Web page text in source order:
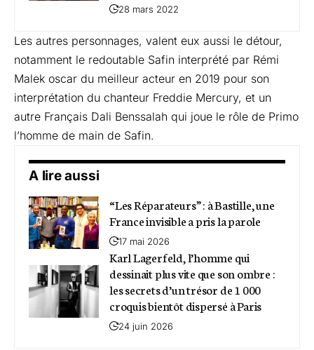
28 mars 2022
Les autres personnages, valent eux aussi le détour,
notamment le redoutable Safin interprété par Rémi
Malek oscar du meilleur acteur en 2019 pour son
interprétation du chanteur Freddie Mercury, et un
autre Français Dali Benssalah qui joue le rôle de Primo
l’homme de main de Safin.
A lire aussi
“Les Réparateurs” : à Bastille, une
France invisible a pris la parole
17 mai 2026
Karl Lagerfeld, l’homme qui
dessinait plus vite que son ombre :
les secrets d’un trésor de 1 000
croquis bientôt dispersé à Paris
24 juin 2026